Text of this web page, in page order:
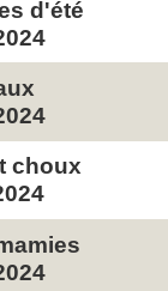
d'été
choux